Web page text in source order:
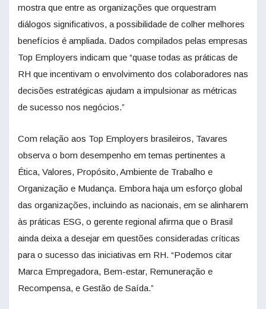
mostra que entre as organizações que orquestram
diálogos significativos, a possibilidade de colher melhores
benefícios é ampliada. Dados compilados pelas empresas
Top Employers indicam que “quase todas as práticas de
RH que incentivam o envolvimento dos colaboradores nas
decisões estratégicas ajudam a impulsionar as métricas
de sucesso nos negócios.”
Com relação aos Top Employers brasileiros, Tavares
observa o bom desempenho em temas pertinentes a
Ética, Valores, Propósito, Ambiente de Trabalho e
Organização e Mudança. Embora haja um esforço global
das organizações, incluindo as nacionais, em se alinharem
às práticas ESG, o gerente regional afirma que o Brasil
ainda deixa a desejar em questões consideradas críticas
para o sucesso das iniciativas em RH. “Podemos citar
Marca Empregadora, Bem-estar, Remuneração e
Recompensa, e Gestão de Saída.”